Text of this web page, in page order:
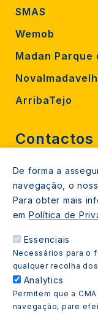
SMAS
Wemob
Madan Parque
ArribaTejo
Contactos
212 724 000
800206770
Contacte-nos
Espaços de
Livro Amarelo
De forma a
navegação, o
Para obter mais
em Política de
Essenciais
Necessários para o
qualquer recolha
Analytics
Permitem que a
navegação, pare